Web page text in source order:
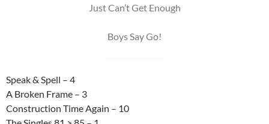
Just Can’t Get Enough
Boys Say Go!
Speak & Spell – 4
A Broken Frame – 3
Construction Time Again – 10